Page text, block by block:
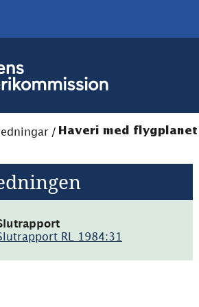
/ Haveri med flygplanet
RL 1984:31